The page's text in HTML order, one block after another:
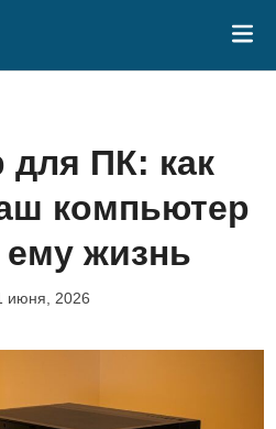
для ПК: как
компьютер
жизнь
июня, 2026